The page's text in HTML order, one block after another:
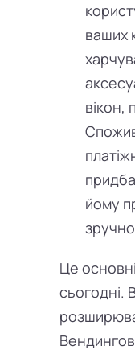
ваших
вікон,
йому
Це
сьогодні.